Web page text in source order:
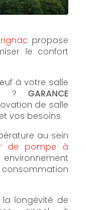
propose
le confort
à votre salle
? GARANCE
de salle
vos besoins.
au sein
de pompe à
consommation
longévité de